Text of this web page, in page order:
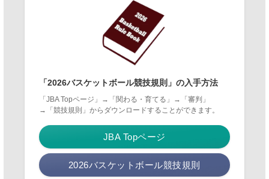
「2026バスケットボール競技規則」の入手方法
「JBA Topページ」→「関わる・育てる」→「審判」
→「競技規則」からダウンロードすることができます。
JBA Topページ
2026バスケットボール競技規則